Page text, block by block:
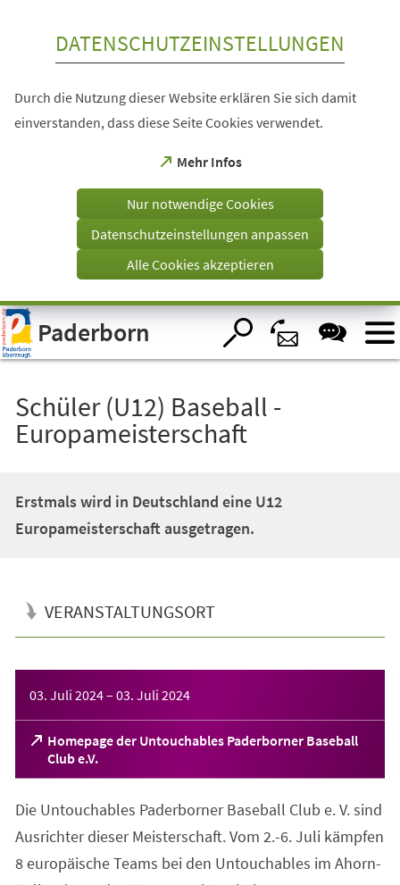
Visuelle
Assistenzsoftware
öffnen.
DATENSCHUTZEINSTELLUNGEN
Durch die Nutzung dieser Website erklären Sie sich damit
einverstanden, dass diese Seite Cookies verwendet.
Mehr Infos
(Öffnet
einem
Tab)
Nur notwendige Cookies
Datenschutzeinstellungen anpassen
Alle Cookies akzeptieren
Paderborn
Schüler (U12) Baseball -
Europameisterschaft
Erstmals wird in Deutschland eine U12
Europameisterschaft ausgetragen.
VERANSTALTUNGSORT
03. Juli 2024– 03. Juli 2024
Homepage der Untouchables Paderborner Baseball
Club e.V.
(Öffnet
in
neuen
Tab)
Die Untouchables Paderborner Baseball Club e. V. sind
Ausrichter dieser Meisterschaft. Vom 2.-6. Juli kämpfen
8 europäische Teams bei den Untouchables im Ahorn-